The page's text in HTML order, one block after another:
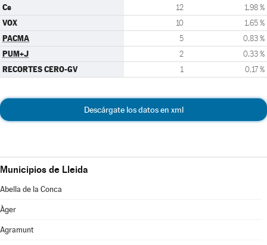
Cs 12 1,98 %
VOX 10 1,65 %
PACMA 5 0,83 %
PUM+J 2 0,33 %
RECORTES CERO-GV 1 0,17 %
Descárgate los datos en xml
Municipios de Lleida
Abella de la Conca
Àger
Agramunt